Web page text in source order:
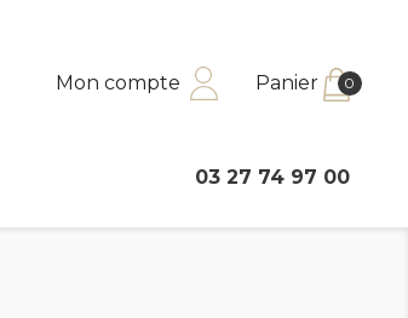
Mon compte Panier 0
03 27 74 97 00